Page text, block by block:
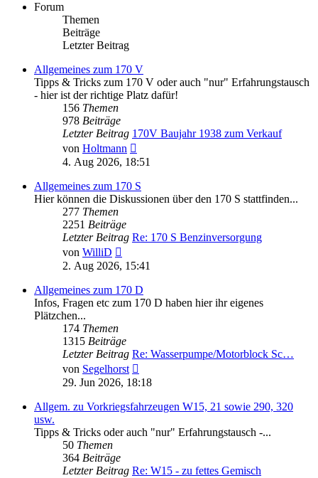
Forum
Themen
Beiträge
Letzter Beitrag
Allgemeines zum 170 V
Tipps & Tricks zum 170 V oder auch "nur" Erfahrungstausch
- hier ist der richtige Platz dafür!
156 Themen
978 Beiträge
Letzter Beitrag 170V Baujahr 1938 zum Verkauf
von Holtmann
Beitrag
4. Aug 2026, 18:51
Allgemeines zum 170 S
Hier können die Diskussionen über den 170 S stattfinden...
277 Themen
2251 Beiträge
Letzter Beitrag Re: 170 S Benzinversorgung
von WilliD
Beitrag
2. Aug 2026, 15:41
Allgemeines zum 170 D
Infos, Fragen etc zum 170 D haben hier ihr eigenes
Plätzchen...
174 Themen
1315 Beiträge
Letzter Beitrag Re: Wasserpumpe/Motorblock Sc…
von Segelhorst
Beitrag
29. Jun 2026, 18:18
Allgem. zu Vorkriegsfahrzeugen W15, 21 sowie 290, 320
usw.
Tipps & Tricks oder auch "nur" Erfahrungstausch -...
50 Themen
364 Beiträge
Letzter Beitrag Re: W15 - zu fettes Gemisch